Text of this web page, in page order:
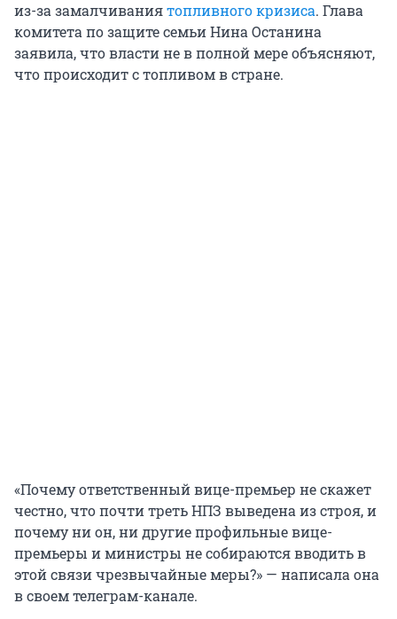
из-за замалчиваниятопливного кризиса. Глава
комитета по защите семьи Нина Останина
заявила, что власти не в полной мере объясняют,
что происходит с топливом в стране.
«Почему ответственный вице-премьер не скажет
честно, что почти треть НПЗ выведена из строя, и
почему ни он, ни другие профильные вице-
премьеры и министры не собираются вводить в
этой связи чрезвычайные меры?» — написала она
в своем телеграм-канале.